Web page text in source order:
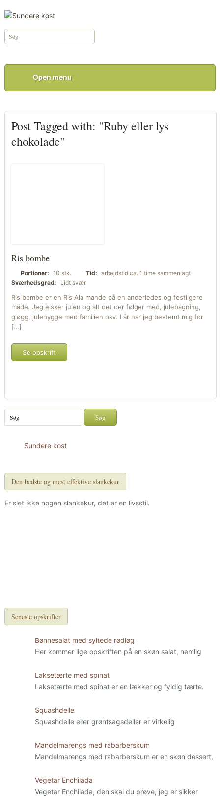
Open menu
Post Tagged with: "Ruby eller lys
chokolade"
Ris bombe
Portioner: 10 stk. Tid: arbejdstid ca. 1 time sammenlagt
Sværhedsgrad:
Lidt svær
Ris bombe er en Ris Ala mande på en anderledes og festligere
måde. Jeg elsker julen og alt det der følger med, julebagning,
gløgg, julehygge med familien osv. I år har jeg bestemt mig for
[…]
Se opskrift
Sundere kost
Den bedste og mest effektive slankekur
Er slet ikke nogen slankekur, det er en livsstil.
Seneste opskrifter
Bønnesalat med syltede rødløg
Her kommer lige opskriften på en skøn salat, nemlig
Laksetærte med spinat
Laksetærte med spinat er en lækker og fyldig tærte.
Squashdelle
Squashdelle eller grøntsagsdeller er virkelig
Mandelmarengs med rabarberskum
Mandelmarengs med rabarberskum er en skøn dessert,
Vegetar Enchilada
Vegetar Enchilada, den skal du prøve, jeg er sikker